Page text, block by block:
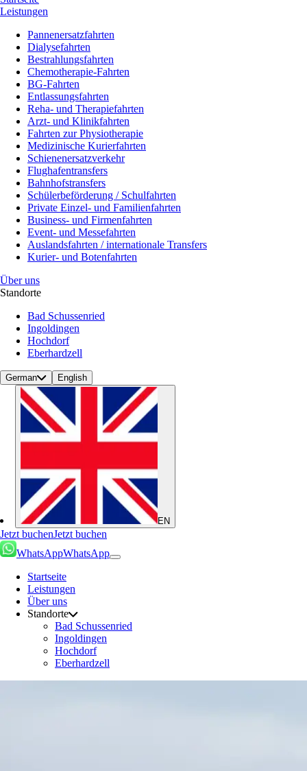
Leistungen
Pannenersatzfahrten
Dialysefahrten
Bestrahlungsfahrten
Chemotherapie-Fahrten
BG-Fahrten
Entlassungsfahrten
Reha- und Therapiefahrten
Arzt- und Klinikfahrten
Fahrten zur Physiotherapie
Medizinische Kurierfahrten
Schienenersatzverkehr
Flughafentransfers
Bahnhofstransfers
Schülerbeförderung / Schulfahrten
Private Einzel- und Familienfahrten
Business- und Firmenfahrten
Event- und Messefahrten
Auslandsfahrten / internationale Transfers
Kurier- und Botenfahrten
Über uns
Standorte
Bad Schussenried
Ingoldingen
Hochdorf
Eberhardzell
German English
EN
Jetzt buchenJetzt buchen
WhatsAppWhatsApp
Startseite
Leistungen
Über uns
Standorte
Bad Schussenried
Ingoldingen
Hochdorf
Eberhardzell